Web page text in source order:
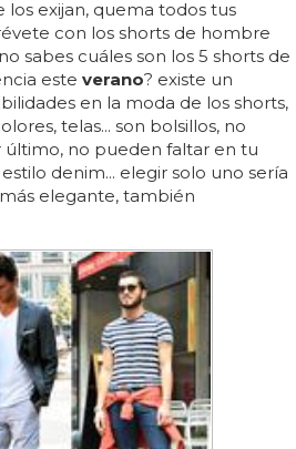
exijan, quema todos tus
con los shorts de hombre
sabes cuáles son los 5 shorts de
este verano? existe un
en la moda de los shorts,
telas... son bolsillos, no
último, no pueden faltar en tu
denim... elegir solo uno sería
elegante, también